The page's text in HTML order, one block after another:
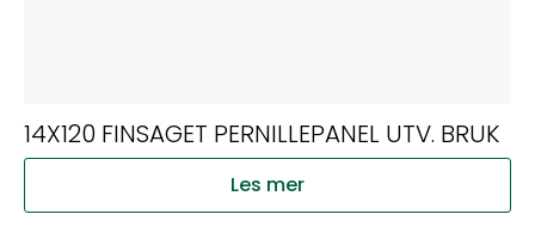
14X120 FINSAGET PERNILLEPANEL UTV. BRUK
Les mer